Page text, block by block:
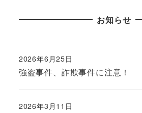
お知らせ
強盗事件、詐欺事件に注意！
2026年6月25日
2026年3月11日